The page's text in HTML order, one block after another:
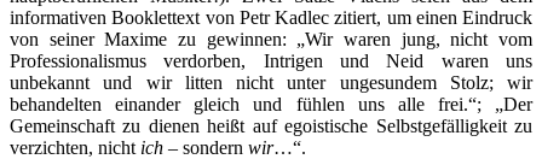
informativen Booklettext von Petr Kadlec zitiert, um einen Eindruck
von seiner Maxime zu gewinnen: „Wir waren jung, nicht vom
Professionalismus verdorben, Intrigen und Neid waren uns
unbekannt und wir litten nicht unter ungesundem Stolz; wir
behandelten einander gleich und fühlen uns alle frei.“; „Der
Gemeinschaft zu dienen heißt auf egoistische Selbstgefälligkeit zu
verzichten, nicht ich – sondern wir…“.